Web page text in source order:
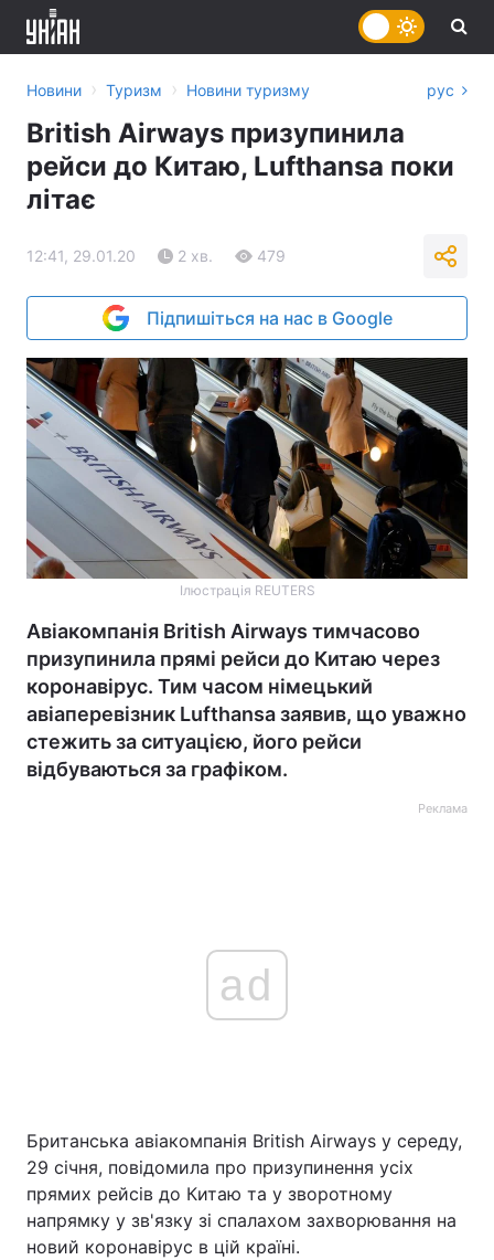
Політика
Економіка Світ
Спорт Наука
Новини › Туризм › Новини туризму рус
British Airways призупинила
рейси до Китаю, Lufthansa поки
літає
12:41, 29.01.20 2 хв. 479
Підпишіться на нас в Google
Ілюстрація REUTERS
Авіакомпанія British Airways тимчасово
призупинила прямі рейси до Китаю через
коронавірус. Тим часом німецький
авіаперевізник Lufthansa заявив, що уважно
стежить за ситуацією, його рейси
відбуваються за графіком.
Реклама
ad
Британська авіакомпанія British Airways у середу,
29 січня, повідомила про призупинення усіх
прямих рейсів до Китаю та у зворотному
напрямку у зв'язку зі спалахом захворювання на
новий коронавірус в цій країні.